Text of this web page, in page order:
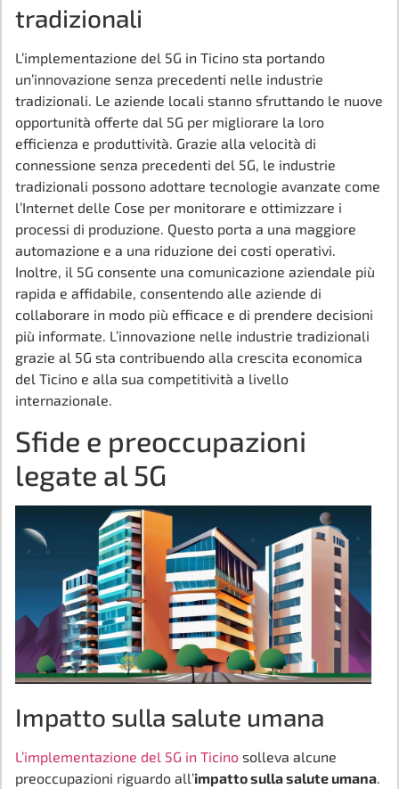
tradizionali
L’implementazione del 5G in Ticino sta portando
un’innovazione senza precedenti nelle industrie
tradizionali. Le aziende locali stanno sfruttando le nuove
opportunità offerte dal 5G per migliorare la loro
efficienza e produttività. Grazie alla velocità di
connessione senza precedenti del 5G, le industrie
tradizionali possono adottare tecnologie avanzate come
l’Internet delle Cose per monitorare e ottimizzare i
processi di produzione. Questo porta a una maggiore
automazione e a una riduzione dei costi operativi.
Inoltre, il 5G consente una comunicazione aziendale più
rapida e affidabile, consentendo alle aziende di
collaborare in modo più efficace e di prendere decisioni
più informate. L’innovazione nelle industrie tradizionali
grazie al 5G sta contribuendo alla crescita economica
del Ticino e alla sua competitività a livello
internazionale.
Sfide e preoccupazioni
legate al 5G
Impatto sulla salute umana
L’implementazione del 5G in Ticino solleva alcune
preoccupazioni riguardo all’impatto sulla salute umana.